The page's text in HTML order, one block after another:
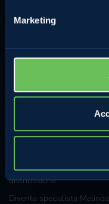
Marketing
Segnalazioni dei
Whistleblowing
Regolamento concorso
distribuzione
Diventa specialista Melinda